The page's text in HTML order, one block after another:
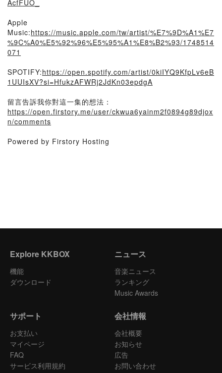
AcfFUO_
Apple
Music:https://music.apple.com/tw/artist/%E7%9D%A1%E7
%9C%A0%E5%92%96%E5%95%A1%E8%B2%93/1748514
071
SPOTIFY:https://open.spotify.com/artist/0kiIYQ9KfpLv6eB
1UUIsXV?si=HfukzAFWRj2JdKn03epdgA
留言告訴我你對這一集的想法：
https://open.firstory.me/user/ckwua6yainm2f0894g89djox
n/comments
Powered by Firstory Hosting
Explore KKBOX
機能
ダウンロード
ニュース
音楽ニュース
ランキング
Music Awards
サポート
お支払い
マイページ
FAQ
サービス利用規約
会社情報
会社概要
お知らせ
広告
お問い合わせ